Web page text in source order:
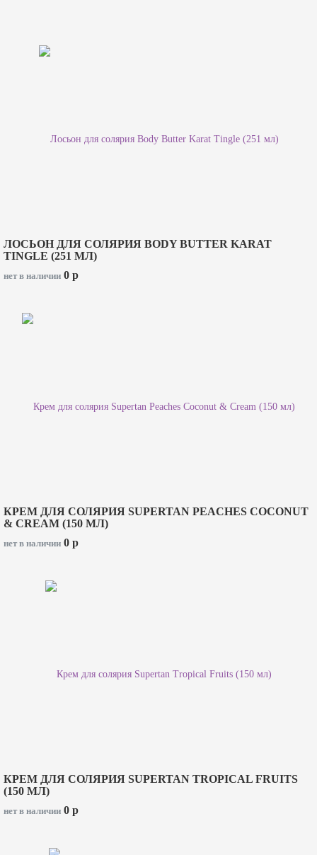
ЛОСЬОН ДЛЯ СОЛЯРИЯ BODY BUTTER KARAT
TINGLE (251 МЛ)
нет в наличии 0 p
КРЕМ ДЛЯ СОЛЯРИЯ SUPERTAN PEACHES COCONUT
& CREAM (150 МЛ)
нет в наличии 0 p
КРЕМ ДЛЯ СОЛЯРИЯ SUPERTAN TROPICAL FRUITS
(150 МЛ)
нет в наличии 0 p